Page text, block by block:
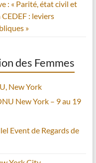
: « Parité, état civil et
: leviers
»
des Femmes
New York
New York – 9 au 19
Event de Regards de